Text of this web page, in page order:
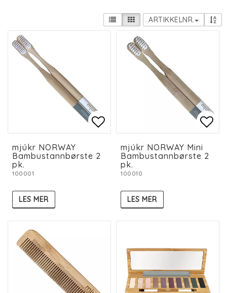
ARTIKKELNR.
Add to list of
Add to list of
mjúkr NORWAY
Bambustannbørste 2
pk.
100001
LES MER
mjúkr NORWAY Mini
Bambustannbørste 2
pk.
100010
LES MER